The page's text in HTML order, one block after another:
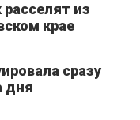
из
крае
сразу
дня